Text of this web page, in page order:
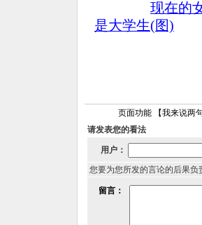
现在的
是大学生(图)
页面功能 【我来说两
请发表您的看法
用户：
您要为您所发的言论的后果
留言：